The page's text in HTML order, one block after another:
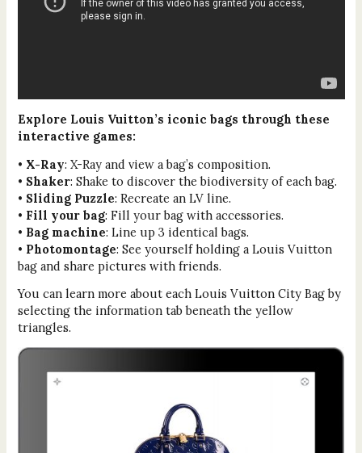
Explore Louis Vuitton’s iconic bags through these
interactive games:
• X-Ray: X-Ray and view a bag’s composition.
• Shaker: Shake to discover the biodiversity of each bag.
• Sliding Puzzle: Recreate an LV line.
• Fill your bag: Fill your bag with accessories.
• Bag machine: Line up 3 identical bags.
• Photomontage: See yourself holding a Louis Vuitton
bag and share pictures with friends.
You can learn more about each Louis Vuitton City Bag by
selecting the information tab beneath the yellow
triangles.